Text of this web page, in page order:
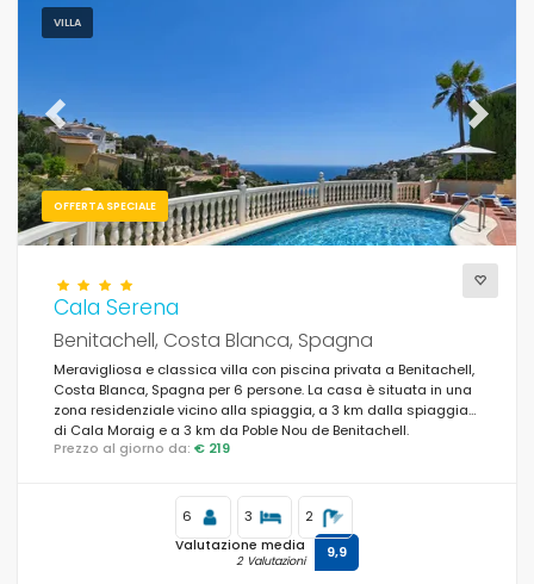
VILLA
OFFERTA SPECIALE
Previous Next
Cala Serena
Benitachell, Costa Blanca, Spagna
Meravigliosa e classica villa con piscina privata a Benitachell,
Costa Blanca, Spagna per 6 persone. La casa è situata in una
zona residenziale vicino alla spiaggia, a 3 km dalla spiaggia
di Cala Moraig e a 3 km da Poble Nou de Benitachell.
Prezzo al giorno da: € 219
6 3 2
Valutazione media
2 Valutazioni 9,9